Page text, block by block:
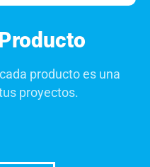
producto es una
proyectos.